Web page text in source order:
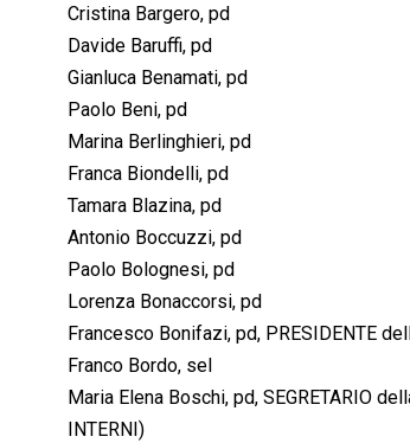
Cristina Bargero, pd
Davide Baruffi, pd
Gianluca Benamati, pd
Paolo Beni, pd
Marina Berlinghieri, pd
Franca Biondelli, pd
Tamara Blazina, pd
Antonio Boccuzzi, pd
Paolo Bolognesi, pd
Lorenza Bonaccorsi, pd
Francesco Bonifazi, pd, PRESIDENTE
Franco Bordo, sel
Maria Elena Boschi, pd, SEGRETARIO
INTERNI)